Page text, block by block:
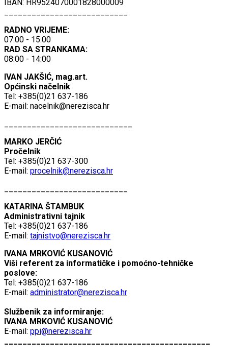
IBAN: HR9524070001828000009
RADNO VRIJEME:
07:00 - 15:00
RAD SA STRANKAMA:
08:00 - 14:00
IVAN JAKŠIĆ, mag.art.
Općinski načelnik
Tel: +385(0)21 637-186
E-mail: nacelnik@nerezisca.hr
MARKO JERČIĆ
Pročelnik
Tel: +385(0)21 637-300
E-mail: procelnik@nerezisca.hr
KATARINA ŠTAMBUK
Administrativni tajnik
Tel: +385(0)21 637-186
E-mail: tajnistvo@nerezisca.hr
IVANA MRKOVIĆ KUSANOVIĆ
Viši referent za informatičke i pomoćno-tehničke
poslove:
Tel: +385(0)21 637-186
E-mail: administrator@nerezisca.hr
Službenik za informiranje:
IVANA MRKOVIĆ KUSANOVIĆ
E-mail: ppi@nerezisca.hr